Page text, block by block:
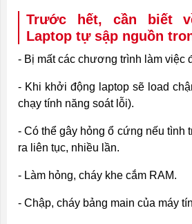
Trước hết, cần biết
Laptop tự sập nguồn
- Bị mất các chương trình làm việc
- Khi khởi động laptop sẽ load
chạy tính năng soát lỗi).
- Có thể gây hỏng ổ cứng nếu tình
ra liên tục, nhiều lần.
- Làm hỏng, cháy khe cắm RAM.
- Chập, cháy bảng main của máy